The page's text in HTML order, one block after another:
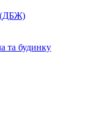
(ДБЖ)
та будинку